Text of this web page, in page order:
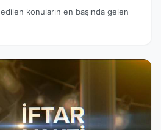
konuların en başında gelen